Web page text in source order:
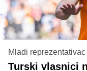
Mladi
Turski vlasnici